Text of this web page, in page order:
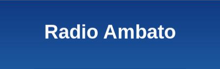
Radio Ambato